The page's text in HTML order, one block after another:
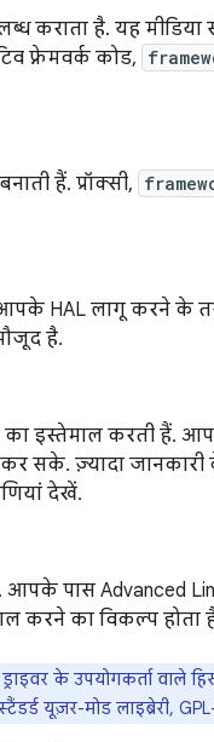
कराता है. यह
फ़्रेमवर्क कोड,
हैं. प्रॉक्सी,
आपके HAL लागू करने के
है.
का इस्तेमाल करती हैं.
सके. ज़्यादा जानकारी
देखें.
पास Advanced
करने का विकल्प होता
के उपयोगकर्ता वाले
यूज़र-मोड लाइब्रेरी,